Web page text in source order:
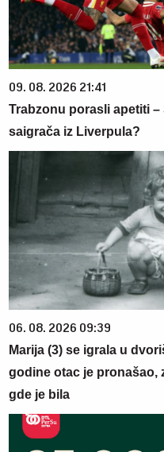
09. 08. 2026 21:41
Trabzonu porasli apetiti
saigrača iz Liverpula?
06. 08. 2026 09:39
Marija (3) se igrala u
godine otac je pronašao,
gde je bila